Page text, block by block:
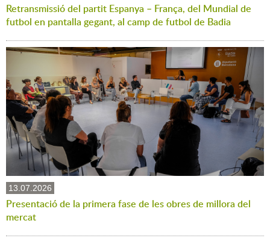
Retransmissió del partit Espanya – França, del Mundial de
futbol en pantalla gegant, al camp de futbol de Badia
13.07.2026
Presentació de la primera fase de les obres de millora del
mercat